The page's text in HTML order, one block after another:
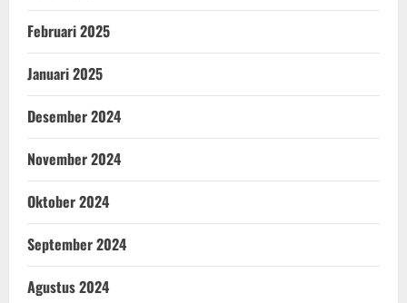
Februari 2025
Januari 2025
Desember 2024
November 2024
Oktober 2024
September 2024
Agustus 2024